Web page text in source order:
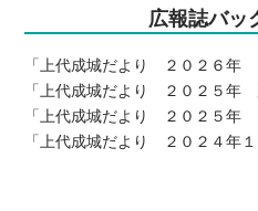
広報誌バッ
「上代成城だより ２０２６年
「上代成城だより ２０２５年
「上代成城だより ２０２５年
「上代成城だより ２０２４年１